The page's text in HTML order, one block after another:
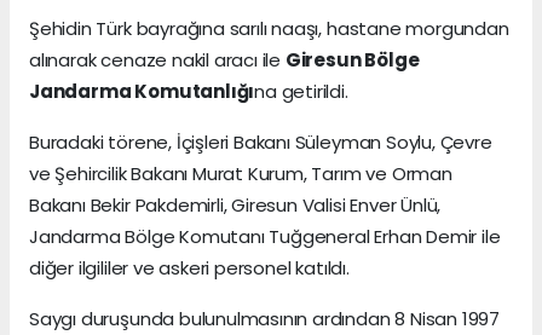
Şehidin Türk bayrağına sarılı naaşı, hastane morgundan
alınarak cenaze nakil aracı ile Giresun Bölge
Jandarma Komutanlığına getirildi.
Buradaki törene, İçişleri Bakanı Süleyman Soylu, Çevre
ve Şehircilik Bakanı Murat Kurum, Tarım ve Orman
Bakanı Bekir Pakdemirli, Giresun Valisi Enver Ünlü,
Jandarma Bölge Komutanı Tuğgeneral Erhan Demir ile
diğer ilgililer ve askeri personel katıldı.
Saygı duruşunda bulunulmasının ardından 8 Nisan 1997